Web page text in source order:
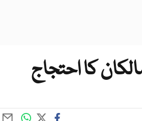
کا احتجاج